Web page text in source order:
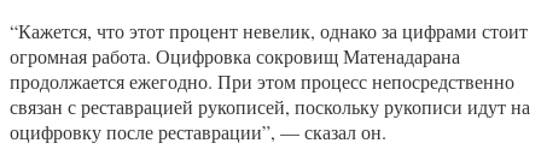
“Кажется, что этот процент невелик, однако за цифрами стоит
огромная работа. Оцифровка сокровищ Матенадарана
продолжается ежегодно. При этом процесс непосредственно
связан с реставрацией рукописей, поскольку рукописи идут на
оцифровку после реставрации”, — сказал он.